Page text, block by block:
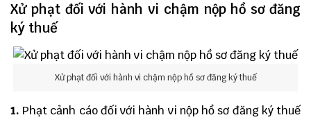
Xử phạt đối với hành vi chậm nộp hồ sơ đăng
ký thuế
Xử phạt đối với hành vi chậm nộp hồ sơ đăng ký thuế
1. Phạt cảnh cáo đối với hành vi nộp hồ sơ đăng ký thuế